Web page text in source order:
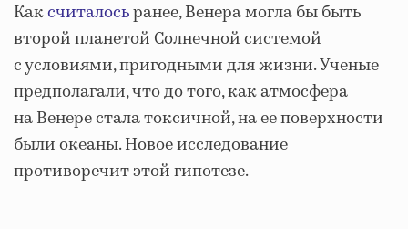
Каксчиталосьранее, Венера могла бы быть
второй планетой Солнечной системой
с условиями, пригодными для жизни. Ученые
предполагали, что до того, как атмосфера
на Венере стала токсичной, на ее поверхности
были океаны. Новое исследование
противоречит этой гипотезе.